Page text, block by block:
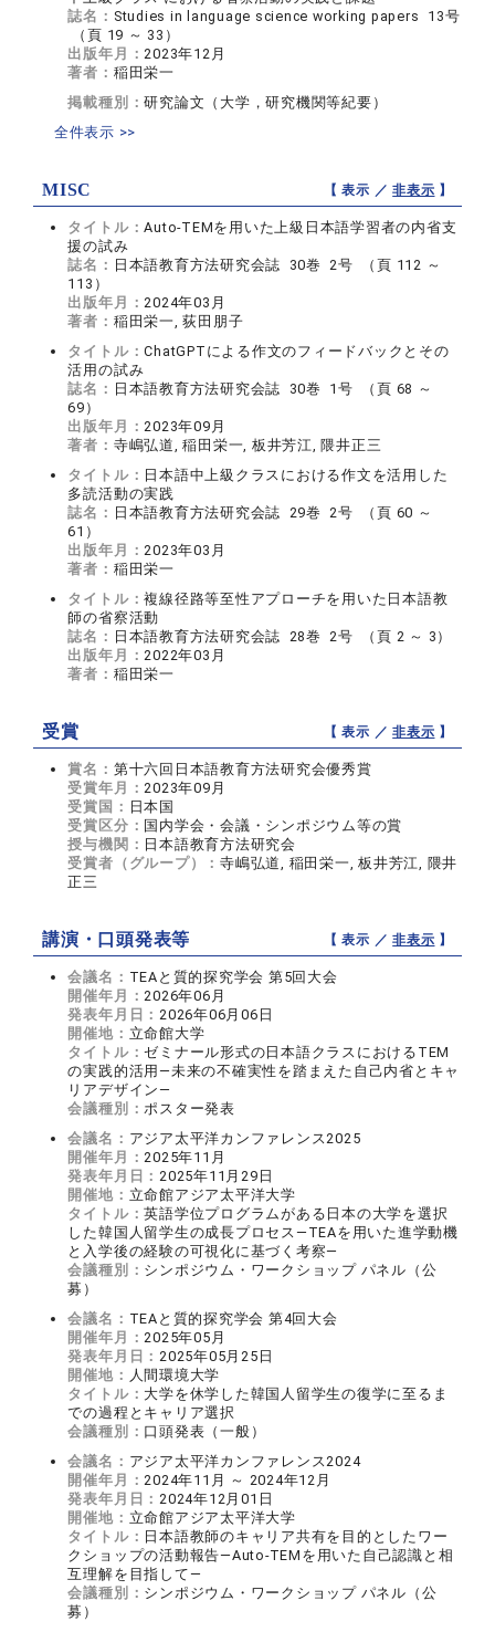
誌名： Studies in language science working papers 13号
（頁 19 ～ 33）
出版年月：2023年12月
著者： 稲田栄一
掲載種別：研究論文（大学，研究機関等紀要）
全件表示 >>
MISC 【 表示 ／非表示 】
タイトル：Auto-TEMを用いた上級日本語学習者の内省支
援の試み
誌名： 日本語教育方法研究会誌 30巻 2号 （頁 112 ～
113）
出版年月：2024年03月
著者： 稲田栄一, 荻田朋子
タイトル：ChatGPTによる作文のフィードバックとその
活用の試み
誌名： 日本語教育方法研究会誌 30巻 1号 （頁 68 ～
69）
出版年月：2023年09月
著者： 寺嶋弘道, 稲田栄一, 板井芳江, 隈井正三
タイトル： 日本語中上級クラスにおける作文を活用した
多読活動の実践
誌名： 日本語教育方法研究会誌 29巻 2号 （頁 60 ～
61）
出版年月：2023年03月
著者： 稲田栄一
タイトル：複線径路等至性アプローチを用いた日本語教
師の省察活動
誌名： 日本語教育方法研究会誌 28巻 2号 （頁 2 ～ 3）
出版年月：2022年03月
著者： 稲田栄一
受賞 【 表示 ／非表示 】
賞名： 第十六回日本語教育方法研究会優秀賞
受賞年月：2023年09月
受賞国： 日本国
受賞区分： 国内学会・会議・シンポジウム等の賞
授与機関： 日本語教育方法研究会
受賞者（グループ）：寺嶋弘道, 稲田栄一, 板井芳江, 隈井
正三
講演・口頭発表等 【 表示 ／非表示 】
会議名： TEAと質的探究学会 第5回大会
開催年月：2026年06月
発表年月日：2026年06月06日
開催地： 立命館大学
タイトル：ゼミナール形式の日本語クラスにおけるTEM
の実践的活用―未来の不確実性を踏まえた自己内省とキャ
リアデザイン―
会議種別：ポスター発表
会議名： アジア太平洋カンファレンス2025
開催年月：2025年11月
発表年月日：2025年11月29日
開催地： 立命館アジア太平洋大学
タイトル：英語学位プログラムがある日本の大学を選択
した韓国人留学生の成長プロセス―TEAを用いた進学動機
と入学後の経験の可視化に基づく考察―
会議種別： シンポジウム・ワークショップ パネル（公
募）
会議名： TEAと質的探究学会 第4回大会
開催年月：2025年05月
発表年月日：2025年05月25日
開催地： 人間環境大学
タイトル： 大学を休学した韓国人留学生の復学に至るま
での過程とキャリア選択
会議種別： 口頭発表（一般）
会議名： アジア太平洋カンファレンス2024
開催年月：2024年11月 ～ 2024年12月
発表年月日：2024年12月01日
開催地： 立命館アジア太平洋大学
タイトル： 日本語教師のキャリア共有を目的としたワー
クショップの活動報告―Auto-TEMを用いた自己認識と相
互理解を目指して―
会議種別： シンポジウム・ワークショップ パネル（公
募）